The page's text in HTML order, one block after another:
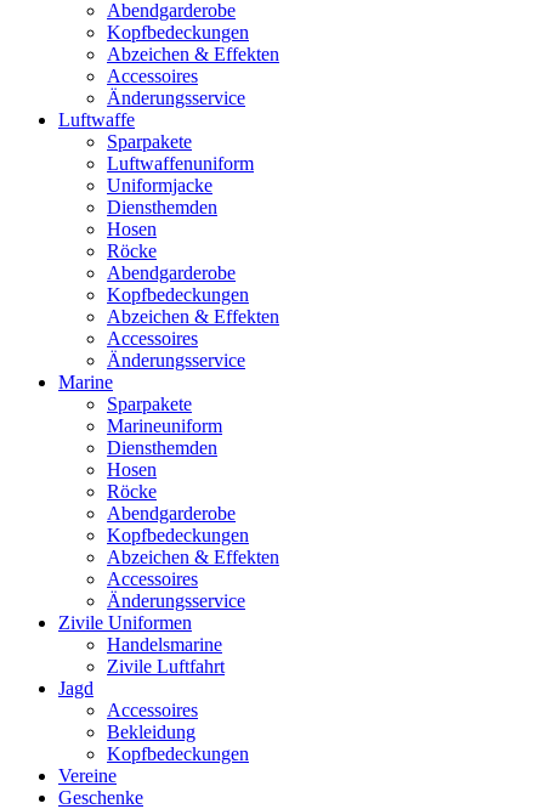
Abendgarderobe
Kopfbedeckungen
Abzeichen & Effekten
Accessoires
Änderungsservice
Luftwaffe
Sparpakete
Luftwaffenuniform
Uniformjacke
Diensthemden
Hosen
Röcke
Abendgarderobe
Kopfbedeckungen
Abzeichen & Effekten
Accessoires
Änderungsservice
Marine
Sparpakete
Marineuniform
Diensthemden
Hosen
Röcke
Abendgarderobe
Kopfbedeckungen
Abzeichen & Effekten
Accessoires
Änderungsservice
Zivile Uniformen
Handelsmarine
Zivile Luftfahrt
Jagd
Accessoires
Bekleidung
Kopfbedeckungen
Vereine
Geschenke